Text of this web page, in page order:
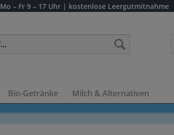
Mo – Fr 9 – 17 Uhr | kostenlose Leergutmitnahme
Bio-Getränke Milch & Alternativen